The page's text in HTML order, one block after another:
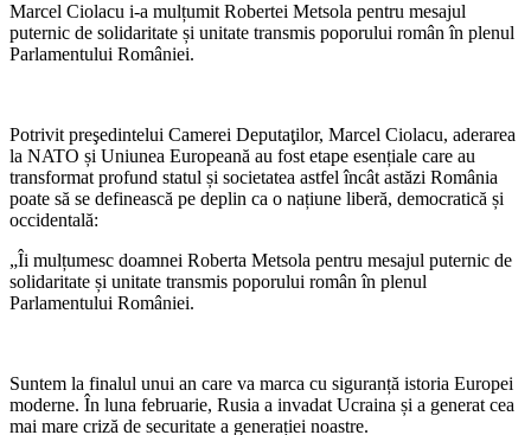
Marcel Ciolacu i-a mulțumit Robertei Metsola pentru mesajul
puternic de solidaritate și unitate transmis poporului român în plenul
Parlamentului României.
Potrivit preşedintelui Camerei Deputaţilor, Marcel Ciolacu, aderarea
la NATO și Uniunea Europeană au fost etape esențiale care au
transformat profund statul și societatea astfel încât astăzi România
poate să se definească pe deplin ca o națiune liberă, democratică și
occidentală:
„Îi mulțumesc doamnei Roberta Metsola pentru mesajul puternic de
solidaritate și unitate transmis poporului român în plenul
Parlamentului României.
Suntem la finalul unui an care va marca cu siguranță istoria Europei
moderne. În luna februarie, Rusia a invadat Ucraina și a generat cea
mai mare criză de securitate a generației noastre.